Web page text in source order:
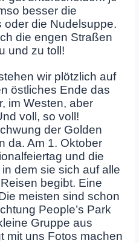
besser die
oder die Nudelsuppe.
die engen Straßen
und zu toll!
wir plötzlich auf
östliches Ende das
im Westen, aber
voll, so voll!
der Golden
da. Am 1. Oktober
und die
dem sie sich auf alle
begibt. Eine
meisten sind schon
People’s Park
Gruppe aus
mit uns Fotos machen